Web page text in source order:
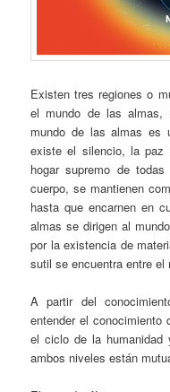
Existen tres regiones o
el mundo de las
mundo de las almas es
existe el silencio, la
hogar supremo de
cuerpo, se mantienen
hasta que encarnen en
almas se dirigen al
por la existencia de
sutil se encuentra entre
A partir del
entender el conocimiento
el ciclo de la humanidad
ambos niveles están